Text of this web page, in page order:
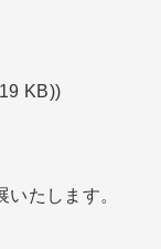
KB))
たします。